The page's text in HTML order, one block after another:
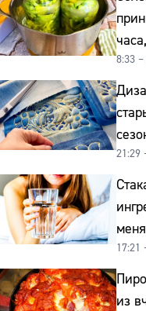
к
8:33 –
21:29
17:21
из